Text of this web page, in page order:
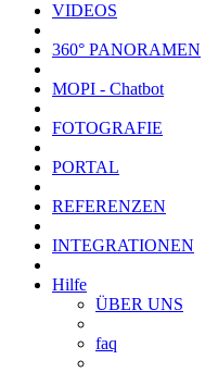
VIDEOS
360° PANORAMEN
MOPI - Chatbot
FOTOGRAFIE
PORTAL
REFERENZEN
INTEGRATIONEN
Hilfe
ÜBER UNS
faq